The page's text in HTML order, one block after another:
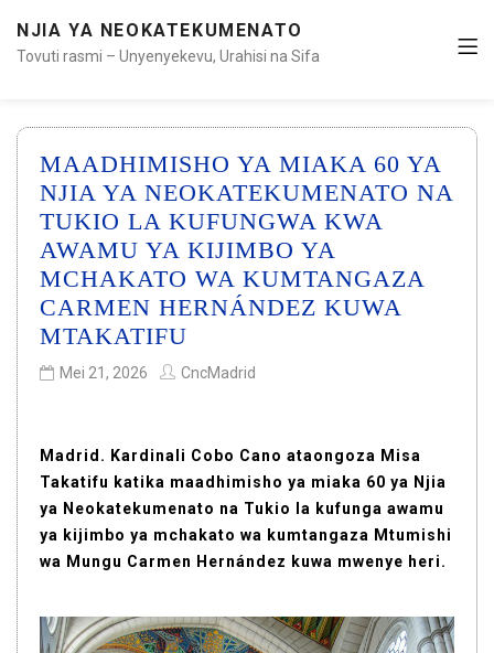
NJIA YA NEOKATEKUMENATO
Tovuti rasmi – Unyenyekevu, Urahisi na Sifa
MAADHIMISHO YA MIAKA 60 YA
NJIA YA NEOKATEKUMENATO NA
TUKIO LA KUFUNGWA KWA
AWAMU YA KIJIMBO YA
MCHAKATO WA KUMTANGAZA
CARMEN HERNÁNDEZ KUWA
MTAKATIFU
Mei 21, 2026 CncMadrid
Madrid. Kardinali Cobo Cano ataongoza Misa
Takatifu katika maadhimisho ya miaka 60 ya Njia
ya Neokatekumenato na Tukio la kufunga awamu
ya kijimbo ya mchakato wa kumtangaza Mtumishi
wa Mungu Carmen Hernández kuwa mwenye heri.